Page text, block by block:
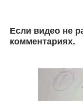
Eсли видео не
комментариях.